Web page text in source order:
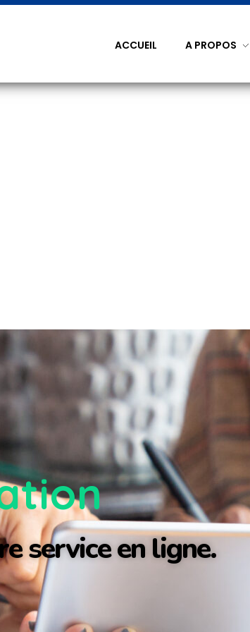
ACCUEIL A PROPOS
service en ligne.